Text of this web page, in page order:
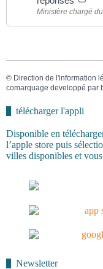
Ministère chargé
© Direction de l'information
comarquage developpé par
télécharger l'appli
Disponible en
l’apple store puis
villes disponibles et
Newsletter